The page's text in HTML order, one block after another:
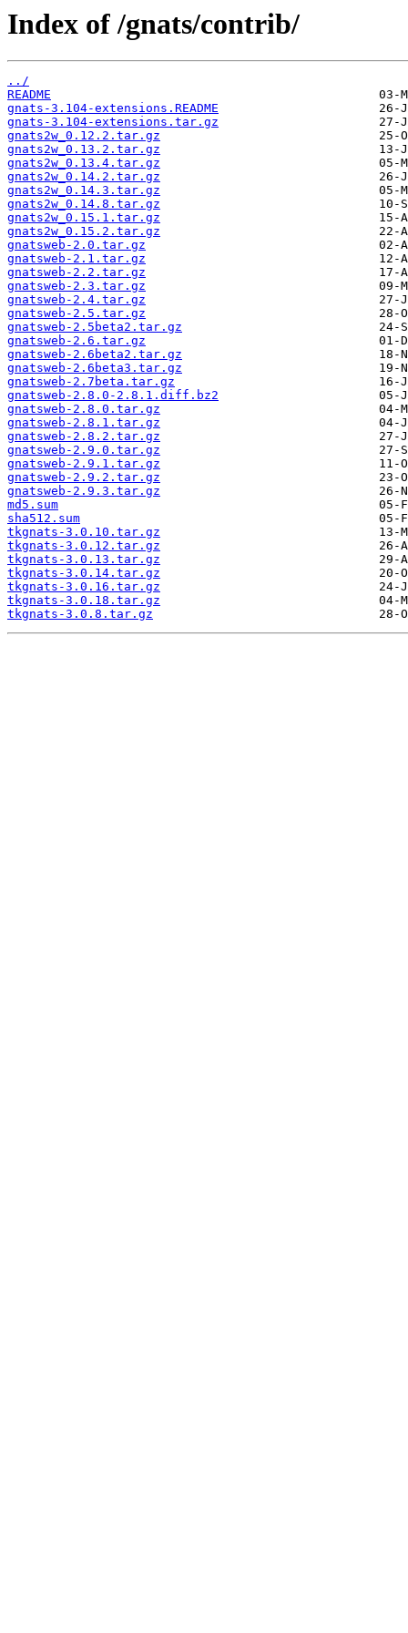
Index of /gnats/contrib/
../
README
gnats-3.104-extensions.README
gnats-3.104-extensions.tar.gz
gnats2w_0.12.2.tar.gz
gnats2w_0.13.2.tar.gz
gnats2w_0.13.4.tar.gz
gnats2w_0.14.2.tar.gz
gnats2w_0.14.3.tar.gz
gnats2w_0.14.8.tar.gz
gnats2w_0.15.1.tar.gz
gnats2w_0.15.2.tar.gz
gnatsweb-2.0.tar.gz
gnatsweb-2.1.tar.gz
gnatsweb-2.2.tar.gz
gnatsweb-2.3.tar.gz
gnatsweb-2.4.tar.gz
gnatsweb-2.5.tar.gz
gnatsweb-2.5beta2.tar.gz
gnatsweb-2.6.tar.gz
gnatsweb-2.6beta2.tar.gz
gnatsweb-2.6beta3.tar.gz
gnatsweb-2.7beta.tar.gz
gnatsweb-2.8.0-2.8.1.diff.bz2
gnatsweb-2.8.0.tar.gz
gnatsweb-2.8.1.tar.gz
gnatsweb-2.8.2.tar.gz
gnatsweb-2.9.0.tar.gz
gnatsweb-2.9.1.tar.gz
gnatsweb-2.9.2.tar.gz
gnatsweb-2.9.3.tar.gz
md5.sum
sha512.sum
tkgnats-3.0.10.tar.gz
tkgnats-3.0.12.tar.gz
tkgnats-3.0.13.tar.gz
tkgnats-3.0.14.tar.gz
tkgnats-3.0.16.tar.gz
tkgnats-3.0.18.tar.gz
tkgnats-3.0.8.tar.gz